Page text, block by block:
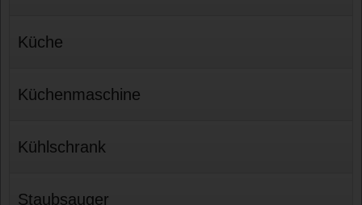
Küche
Küchenmaschine
Kühlschrank
Staubsauger